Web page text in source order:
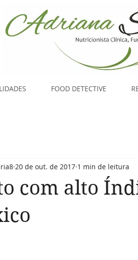
FOOD DETECTIVE
com alto
20 de out. de 2017 1 min de leitura